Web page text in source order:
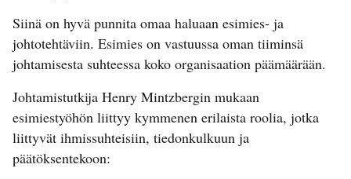
Siinä on hyvä punnita omaa haluaan esimies- ja
johtotehtäviin. Esimies on vastuussa oman tiiminsä
johtamisesta suhteessa koko organisaation päämäärään.
Johtamistutkija Henry Mintzbergin mukaan
esimiestyöhön liittyy kymmenen erilaista roolia, jotka
liittyvät ihmissuhteisiin, tiedonkulkuun ja
päätöksentekoon: